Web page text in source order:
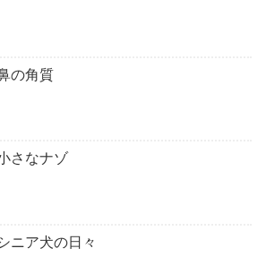
の角質
さなナゾ
ニア犬の日々